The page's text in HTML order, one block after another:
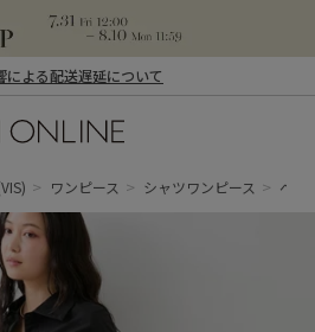
による配送遅延について
ワンピース シャツワンピース ベル